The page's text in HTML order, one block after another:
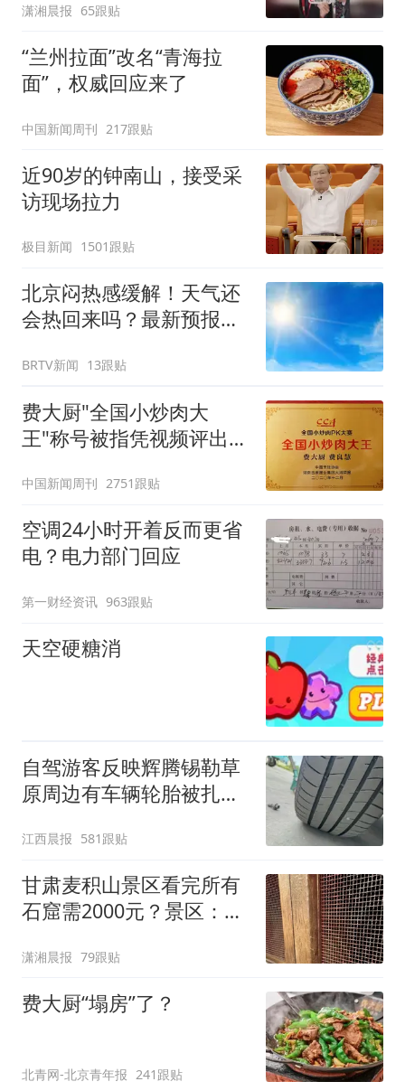
潇湘晨报 65跟贴
“兰州拉面”改名“青海拉
面”，权威回应来了
中国新闻周刊 217跟贴
近90岁的钟南山，接受采
访现场拉力
极目新闻 1501跟贴
北京闷热感缓解！天气还
会热回来吗？最新预报
BRTV新闻 13跟贴
费大厨"全国小炒肉大
王"称号被指凭视频评出
中国新闻周刊 2751跟贴
空调24小时开着反而更省
电？电力部门回应
第一财经资讯 963跟贴
天空硬糖消
自驾游客反映辉腾锡勒草
原周边有车辆轮胎被扎，
元，官方发布情况通报
江西晨报 581跟贴
甘肃麦积山景区看完所有
石窟需2000元？景区：部
可按需买
潇湘晨报 79跟贴
费大厨“塌房”了？
北青网-北京青年报 241跟贴